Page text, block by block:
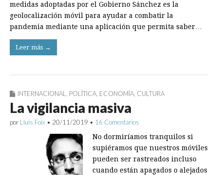
medidas adoptadas por el Gobierno Sánchez es la
geolocalización móvil para ayudar a combatir la
pandemia mediante una aplicación que permita saber…
Leer más →
INTERNACIONAL, POLÍTICA, ECONOMÍA, CULTURA
La vigilancia masiva
por Lluís Foix • 20/11/2019 • 16 Comentarios
No dormiríamos tranquilos si
supiéramos que nuestros móviles
pueden ser rastreados incluso
cuando están apagados o alejados